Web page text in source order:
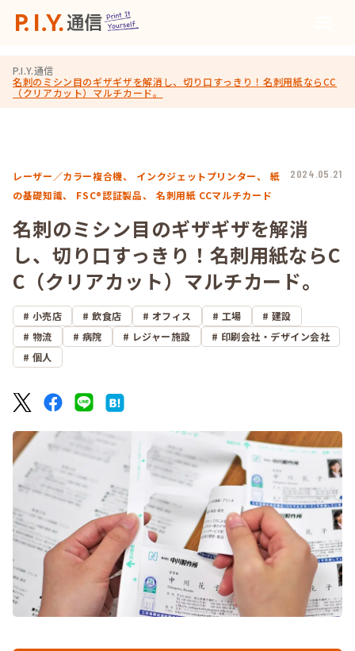
P.I.Y.通信
名刺のミシン目のギザギザを解消し、切り口すっきり！名刺用紙ならCC
（クリアカット）マルチカード。
レーザー／カラー複合機、 インクジェットプリンター、
紙
の基礎知識、
FSC®認証製品、 名刺用紙 CCマルチカード
2024.05.21
名刺のミシン目のギザギザを解消
し、切り口すっきり！名刺用紙ならC
C（クリアカット）マルチカード。
小売店 飲食店 オフィス 工場
建設
物流
病院 レジャー施設
印刷会社・デザイン会社
個人